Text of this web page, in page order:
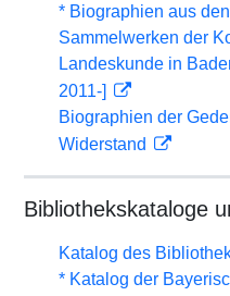
* Biographien aus
Sammelwerken der
Landeskunde in
2011-]
Biographien der
Widerstand
Bibliothekskataloge
Katalog des
* Katalog der